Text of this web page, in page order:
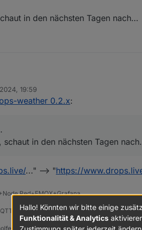
in den nächsten Tagen nach…
schnell angelegt…
19:59
weather 0.2.x:
in den nächsten Tagen
..." --> "https://
Red+EMQX+Grafana
ESPSomfy-RTS, LoRaWAN
hat.
Hallo! Könnten wir bitte einige
Funktionalität & Analytics